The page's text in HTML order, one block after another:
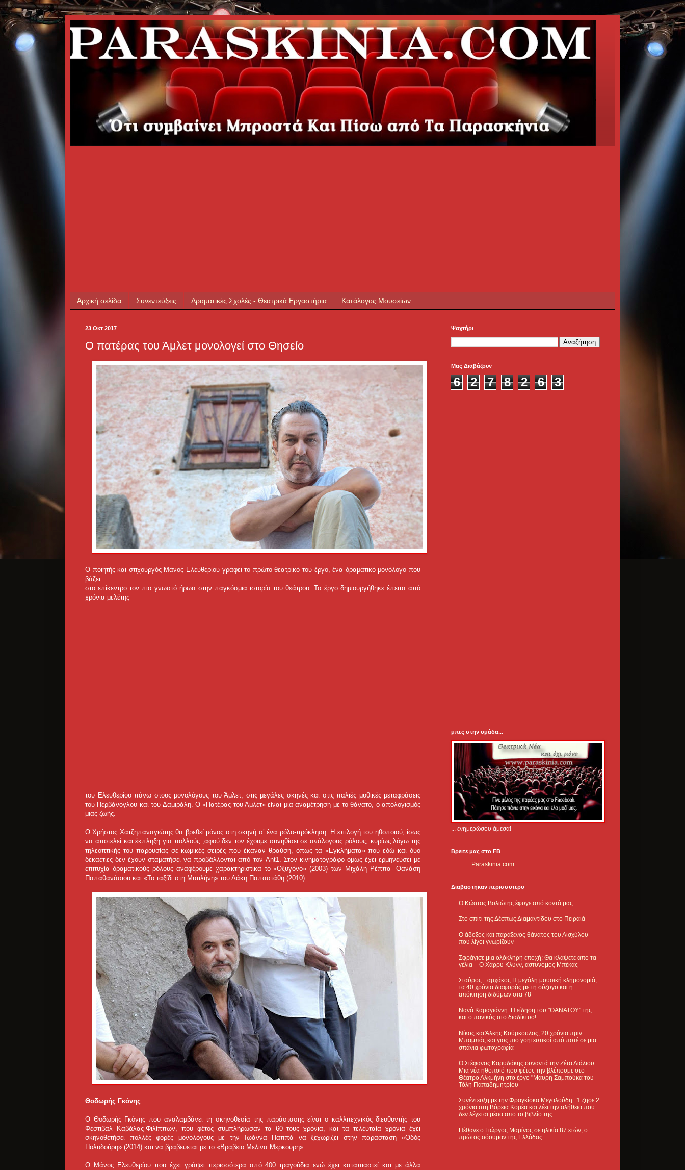
Αρχική σελίδα Συνεντεύξεις Δραματικές Σχολές - Θεατρικά Εργαστήρια Κατάλογος Μουσείων
23 Οκτ 2017
Ο πατέρας του Άμλετ μονολογεί στο Θησείο
Ο ποιητής και στιχουργός Μάνος Ελευθερίου γράφει το πρώτο θεατρικό του έργο, ένα δραματικό μονόλογο που
βάζει...
στο επίκεντρο τον πιο γνωστό ήρωα στην παγκόσμια ιστορία του θεάτρου. Το έργο δημιουργήθηκε έπειτα από
χρόνια μελέτης
του Ελευθερίου πάνω στους μονολόγους του Άμλετ, στις μεγάλες σκηνές και στις παλιές μυθικές μεταφράσεις
του Περβάνογλου και του Δαμιράλη. Ο «Πατέρας του Άμλετ» είναι μια αναμέτρηση με το θάνατο, ο απολογισμός
μιας ζωής.
Ο Χρήστος Χατζηπαναγιώτης θα βρεθεί μόνος στη σκηνή σ’ ένα ρόλο-πρόκληση. Η επιλογή του ηθοποιού, ίσως
να αποτελεί και έκπληξη για πολλούς ,αφού δεν τον έχουμε συνηθίσει σε ανάλογους ρόλους, κυρίως λόγω της
τηλεοπτικής του παρουσίας σε κωμικές σειρές που έκαναν θραύση, όπως τα «Εγκλήματα» που εδώ και δύο
δεκαετίες δεν έχουν σταματήσει να προβάλλονται από τον Ant1. Στον κινηματογράφο όμως έχει ερμηνεύσει με
επιτυχία δραματικούς ρόλους αναφέρουμε χαρακτηριστικά το «Οξυγόνο» (2003) των Μιχάλη Ρέππα- Θανάση
Παπαθανάσιου και «Το ταξίδι στη Μυτιλήνη» του Λάκη Παπαστάθη (2010).
Θοδωρής Γκόνης
Ο Θοδωρής Γκόνης που αναλαμβάνει τη σκηνοθεσία της παράστασης είναι ο καλλιτεχνικός διευθυντής του
Φεστιβάλ Καβάλας-Φιλίππων, που φέτος συμπλήρωσαν τα 60 τους χρόνια, και τα τελευταία χρόνια έχει
σκηνοθετήσει πολλές φορές μονολόγους με την Ιωάννα Παππά να ξεχωρίζει στην παράσταση «Οδός
Πολυδούρη» (2014) και να βραβεύεται με το «Βραβείο Μελίνα Μερκούρη».
Ο Μάνος Ελευθερίου που έχει γράψει περισσότερα από 400 τραγούδια ενώ έχει καταπιαστεί και με άλλα
Ψαχτήρι
Μας Διαβάζουν
6 2 7 8 2 6 3
μπες στην ομάδα...
... ενημερώσου άμεσα!
Βρειτε μας στο FB
Paraskinia.com
Διαβαστηκαν περισσοτερο
Ο Κώστας Βολιώτης έφυγε από κοντά μας
Στο σπίτι της Δέσπως Διαμαντίδου στο Πειραιά
Ο άδοξος και παράξενος θάνατος του Αισχύλου
που λίγοι γνωρίζουν
Σφράγισε μια ολόκληρη εποχή: Θα κλάψετε από τα
γέλια – Ο Χάρρυ Κλυνν, αστυνόμος Μπέκας
Σταύρος Ξαρχάκος:Η μεγάλη μουσική κληρονομιά,
τα 40 χρόνια διαφοράς με τη σύζυγο και η
απόκτηση διδύμων στα 78
Νανά Καραγιάννη: Η είδηση του "ΘΑΝΑΤΟΥ" της
και ο πανικός στο διαδίκτυο!
Νίκος και Άλκης Κούρκουλος, 20 χρόνια πριν:
Μπαμπάς και γιος πιο γοητευτικοί από ποτέ σε μια
σπάνια φωτογραφία
Ο Στέφανος Καρυδάκης συναντά την Ζέτα Λιάλιου.
Μια νέα ηθοποιό που φέτος την βλέπουμε στο
Θέατρο Αλκμήνη στο έργο "Μαυρη Σαμπούκα του
Τόλη Παπαδημητρίου
Συνέντευξη με την Φραγκίσκα Μεγαλούδη: ΄Έζησε 2
χρόνια στη Βόρεια Κορέα και λέει την αλήθεια που
δεν λέγεται μέσα απο το βιβλίο της
Πέθανε ο Γιώργος Μαρίνος σε ηλικία 87 ετών, ο
πρώτος σόουμαν της Ελλάδας